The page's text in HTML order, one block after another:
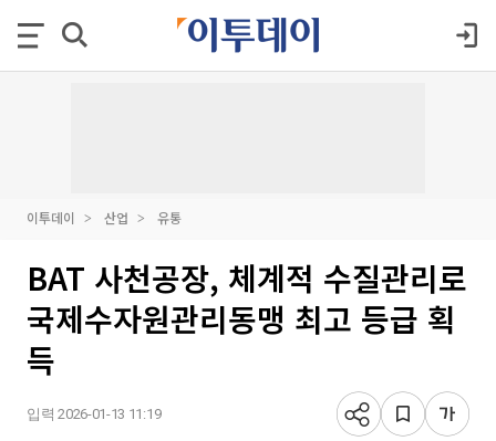
이투데이 산업 유통
BAT 사천공장, 체계적 수질관리로
국제수자원관리동맹 최고 등급 획
득
입력 2026-01-13 11:19